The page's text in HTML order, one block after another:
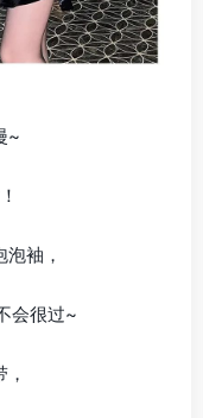
~
袖，
会很过~